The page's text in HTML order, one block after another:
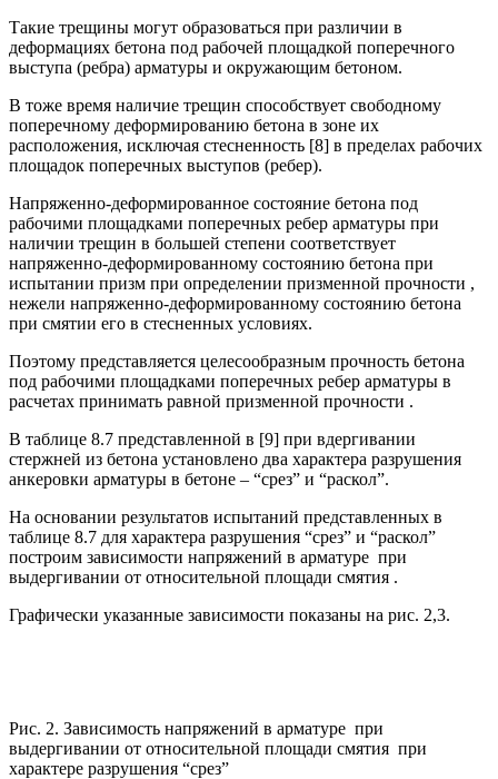
Такие трещины могут образоваться при различии в
деформациях бетона под рабочей площадкой поперечного
выступа (ребра) арматуры и окружающим бетоном.
В тоже время наличие трещин способствует свободному
поперечному деформированию бетона в зоне их
расположения, исключая стесненность [8] в пределах рабочих
площадок поперечных выступов (ребер).
Напряженно-деформированное состояние бетона под
рабочими площадками поперечных ребер арматуры при
наличии трещин в большей степени соответствует
напряженно-деформированному состоянию бетона при
испытании призм при определении призменной прочности ,
нежели напряженно-деформированному состоянию бетона
при смятии его в стесненных условиях.
Поэтому представляется целесообразным прочность бетона
под рабочими площадками поперечных ребер арматуры в
расчетах принимать равной призменной прочности .
В таблице 8.7 представленной в [9] при вдергивании
стержней из бетона установлено два характера разрушения
анкеровки арматуры в бетоне – “срез” и “раскол”.
На основании результатов испытаний представленных в
таблице 8.7 для характера разрушения “срез” и “раскол”
построим зависимости напряжений в арматуре при
выдергивании от относительной площади смятия .
Графически указанные зависимости показаны на рис. 2,3.
Рис. 2. Зависимость напряжений в арматуре при
выдергивании от относительной площади смятия при
характере разрушения “срез”